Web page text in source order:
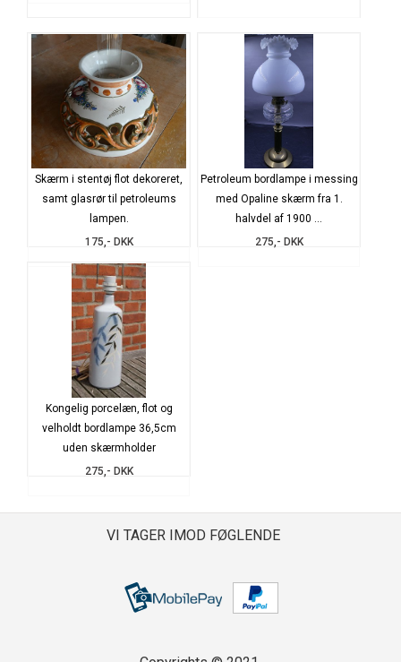
Skærm i stentøj flot dekoreret,
samt glasrør til petroleums
lampen.
175,- DKK
Petroleum bordlampe i messing
med Opaline skærm fra 1.
halvdel af 1900 ...
275,- DKK
Kongelig porcelæn, flot og
velholdt bordlampe 36,5cm
uden skærmholder
275,- DKK
VI TAGER IMOD FØGLENDE